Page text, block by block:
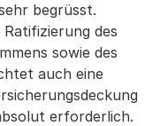
begrüsst.
des
sowie des
auch eine
erforderlich.